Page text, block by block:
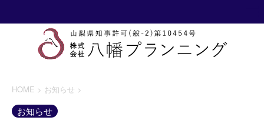
HOME > お知らせ >
お知らせ